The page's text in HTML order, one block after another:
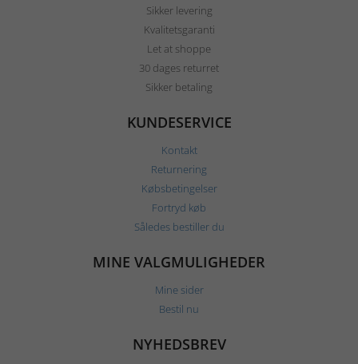
Sikker levering
Kvalitetsgaranti
Let at shoppe
30 dages returret
Sikker betaling
KUNDESERVICE
Kontakt
Returnering
Købsbetingelser
Fortryd køb
Således bestiller du
MINE VALGMULIGHEDER
Mine sider
Bestil nu
NYHEDSBREV